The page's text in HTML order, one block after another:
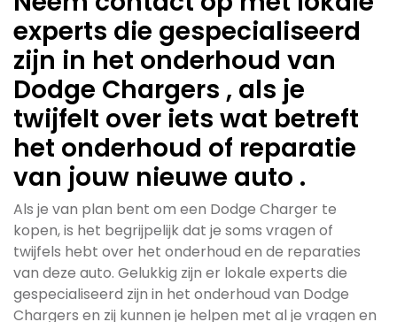
experts die gespecialiseerd
zijn in het onderhoud van
Dodge Chargers , als je
twijfelt over iets wat betreft
het onderhoud of reparatie
van jouw nieuwe auto .
Als je van plan bent om een Dodge Charger te
kopen, is het begrijpelijk dat je soms vragen of
twijfels hebt over het onderhoud en de reparaties
van deze auto. Gelukkig zijn er lokale experts die
gespecialiseerd zijn in het onderhoud van Dodge
Chargers en zij kunnen je helpen met al je vragen en